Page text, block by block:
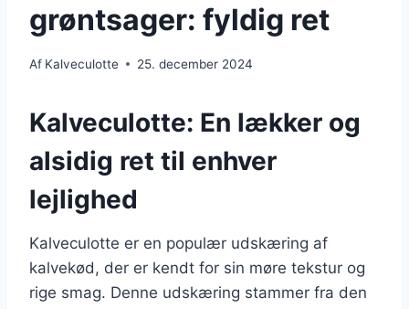
grøntsager: fyldig ret
Af Kalveculotte 25. december 2024
Kalveculotte: En lækker og
alsidig ret til enhver
lejlighed
Kalveculotte er en populær udskæring af
kalvekød, der er kendt for sin møre tekstur og
rige smag. Denne udskæring stammer fra den